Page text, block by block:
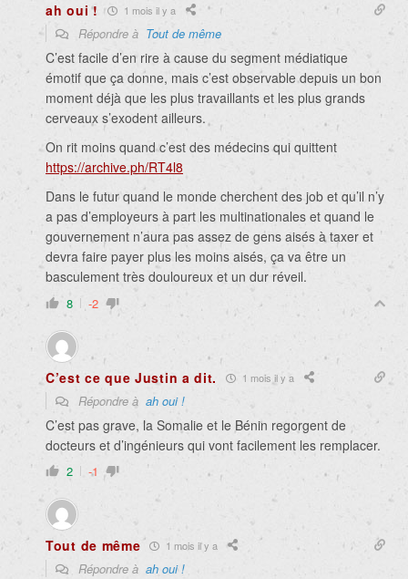
ah oui ! 1 mois il y a
Répondre à Tout de même
C’est facile d’en rire à cause du segment médiatique
émotif que ça donne, mais c’est observable depuis un bon
moment déjà que les plus travaillants et les plus grands
cerveaux s’exodent ailleurs.
On rit moins quand c’est des médecins qui quittent
https://archive.ph/RT4l8
Dans le futur quand le monde cherchent des job et qu’il n’y
a pas d’employeurs à part les multinationales et quand le
gouvernement n’aura pas assez de gens aisés à taxer et
devra faire payer plus les moins aisés, ça va être un
basculement très douloureux et un dur réveil.
8 -2
C’est ce que Justin a dit. 1 mois il y a
Répondre à ah oui !
C’est pas grave, la Somalie et le Bénin regorgent de
docteurs et d’ingénieurs qui vont facilement les remplacer.
2 -1
Tout de même 1 mois il y a
Répondre à ah oui !